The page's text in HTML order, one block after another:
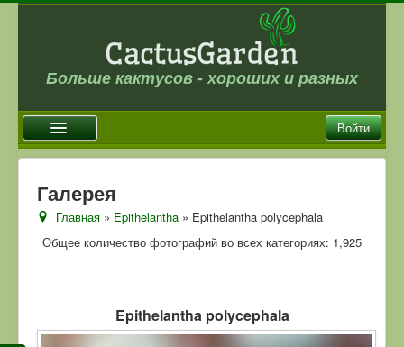
Больше кактусов - хороших и разных
Войти
Новости
Галерея
Отзывы
Галерея
Главная » Epithelantha » Epithelantha polycephala
Общее количество фотографий во всех категориях: 1,925
Epithelantha polycephala